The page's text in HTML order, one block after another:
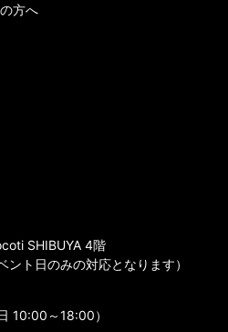
方へ
SHIBUYA 4階
ント日のみの対応となります）
10:00～18:00）